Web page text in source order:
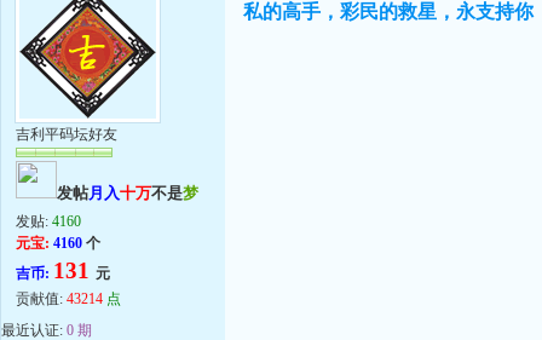
吉利平码坛好友
发帖月入十万不是梦
发贴: 4160
元宝: 4160 个
吉币: 131 元
贡献值: 43214 点
最近认证: 0 期
私的高手，彩民的救星，永支持你